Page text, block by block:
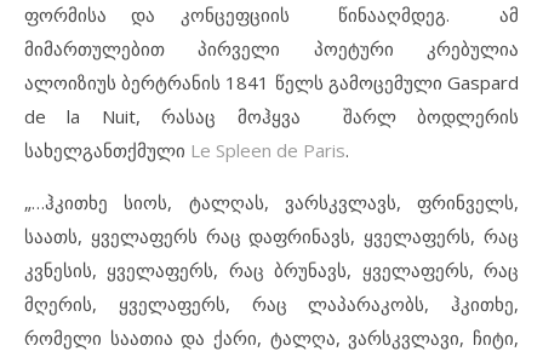
ფორმისა და კონცეფციის წინააღმდეგ. ამ
მიმართულებით პირველი პოეტური კრებულია
ალოიზიუს ბერტრანის 1841 წელს გამოცემული Gaspard
de la Nuit, რასაც მოჰყვა შარლ ბოდლერის
სახელგანთქმული Le Spleen de Paris.
„…ჰკითხე სიოს, ტალღას, ვარსკვლავს, ფრინველს,
საათს, ყველაფერს რაც დაფრინავს, ყველაფერს, რაც
კვნესის, ყველაფერს, რაც ბრუნავს, ყველაფერს, რაც
მღერის, ყველაფერს, რაც ლაპარაკობს, ჰკითხე,
რომელი საათია და ქარი, ტალღა, ვარსკვლავი, ჩიტი,